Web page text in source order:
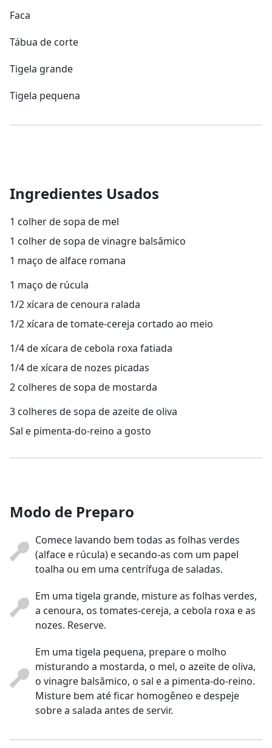
Faca
Tábua de corte
Tigela grande
Tigela pequena
Ingredientes Usados
1 colher de sopa de mel
1 colher de sopa de vinagre balsâmico
1 maço de alface romana
1 maço de rúcula
1/2 xícara de cenoura ralada
1/2 xícara de tomate-cereja cortado ao meio
1/4 de xícara de cebola roxa fatiada
1/4 de xícara de nozes picadas
2 colheres de sopa de mostarda
3 colheres de sopa de azeite de oliva
Sal e pimenta-do-reino a gosto
Modo de Preparo
Comece lavando bem todas as folhas verdes
(alface e rúcula) e secando-as com um papel
toalha ou em uma centrífuga de saladas.
Em uma tigela grande, misture as folhas verdes,
a cenoura, os tomates-cereja, a cebola roxa e as
nozes. Reserve.
Em uma tigela pequena, prepare o molho
misturando a mostarda, o mel, o azeite de oliva,
o vinagre balsâmico, o sal e a pimenta-do-reino.
Misture bem até ficar homogêneo e despeje
sobre a salada antes de servir.